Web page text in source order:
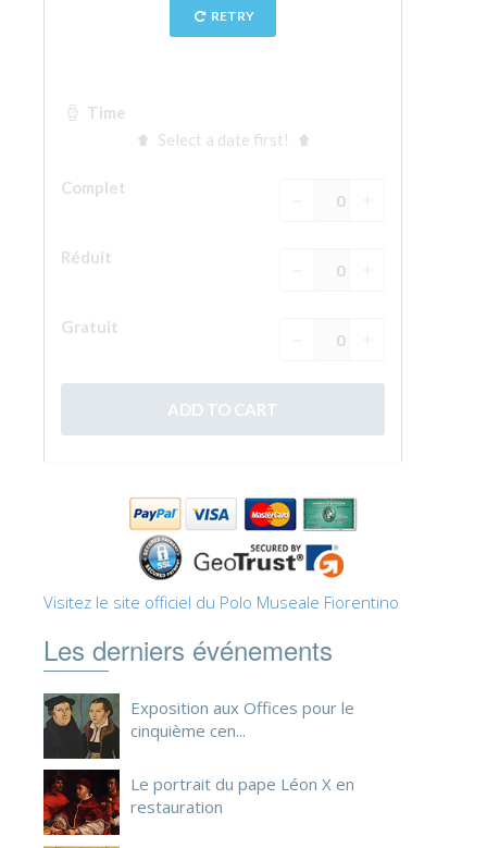
Visitez le site officiel du Polo Museale Fiorentino
Les derniers événements
Exposition aux Offices pour le
cinquième cen...
Le portrait du pape Léon X en
restauration